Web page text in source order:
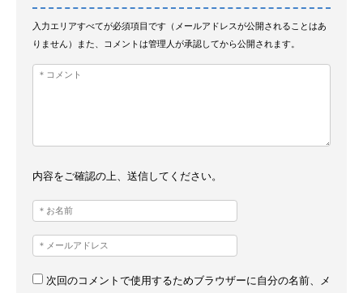
入力エリアすべてが必須項目です（メールアドレスが公開されることはあ
りません）また、コメントは管理人が承認してから公開されます。
内容をご確認の上、送信してください。
次回のコメントで使用するためブラウザーに自分の名前、メ